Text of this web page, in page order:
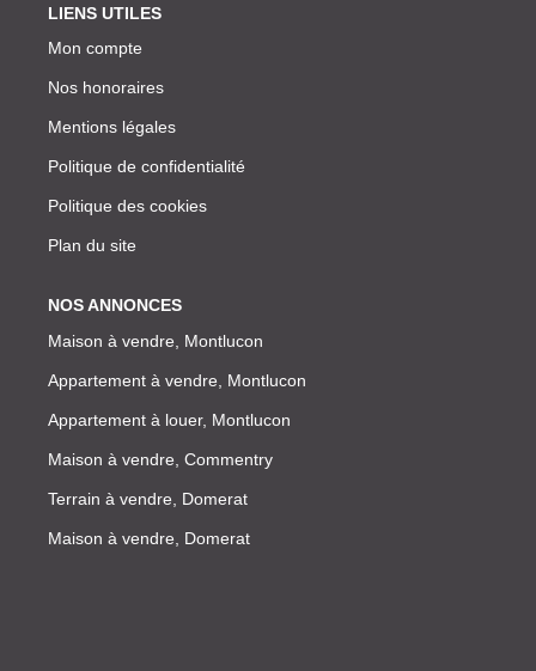
LIENS UTILES
Mon compte
Nos honoraires
Mentions légales
Politique de confidentialité
Politique des cookies
Plan du site
NOS ANNONCES
Maison à vendre, Montlucon
Appartement à vendre, Montlucon
Appartement à louer, Montlucon
Maison à vendre, Commentry
Terrain à vendre, Domerat
Maison à vendre, Domerat